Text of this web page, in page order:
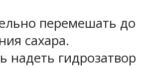
перемешать до
сахара.
надеть гидрозатвор